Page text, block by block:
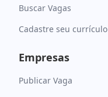
Buscar Vagas
Cadastre seu currículo
Empresas
Publicar Vaga